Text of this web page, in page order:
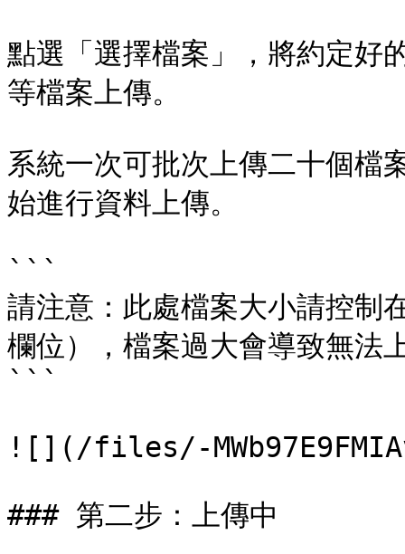
點選「選擇檔案」，將約
等檔案上傳。
系統一次可批次上傳二十個檔
始進行資料上傳。
```
請注意：此處檔案大小請控
欄位），檔案過大會導致無法
```
![](/files/-
### 第二步：上傳中